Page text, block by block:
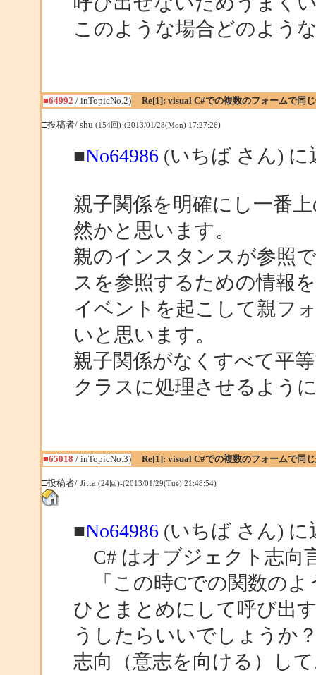
このような場合どのよう
■64992 / inTopicNo.2) Re[1]: visual C#での複数のフォームで同
□投稿者/ shu (154回)-(2013/01/28(Mon) 17:27:26)
■No64986(いちば さん) に
親子関係を明確にし一番
然かと思います。
親のインスタンスが参照
スを参照するための情報
イベントを起こして親フ
いと思います。
親子関係がなくすべて平
クラスに処理させるよう
■65018 / inTopicNo.3) Re[1]: visual C#での複数のフォームで同
□投稿者/ Jitta (24回)-(2013/01/29(Tue) 21:48:54)
■No64986(いちば さん) に
C# はオブジェクト志向
「この時Cでの関数のよ
ひとまとめにして呼び出
うしたらいいでしょうか
志向（意志を向ける）し